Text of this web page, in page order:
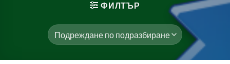
ФИЛТЪР